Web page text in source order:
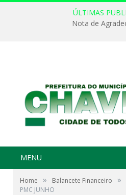
ÚLTIMAS
Nota de
MENU
Home » Balancete Financeiro »
PMC JUNHO